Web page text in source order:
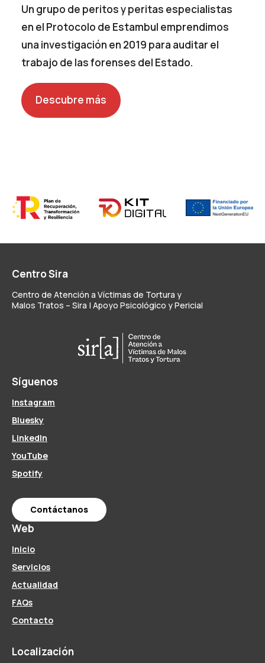
Un grupo de peritos y peritas especialistas
en el Protocolo de Estambul emprendimos
una investigación en 2019 para auditar el
trabajo de las forenses del Estado.
Descubre más
Centro Sira
Centro de Atención a Víctimas de Tortura y
Malos Tratos – Sira | Apoyo Psicológico y Pericial
Síguenos
Instagram
Bluesky
LinkedIn
YouTube
Spotify
Contáctanos
Web
Inicio
Servicios
Actualidad
FAQs
Contacto
Localización